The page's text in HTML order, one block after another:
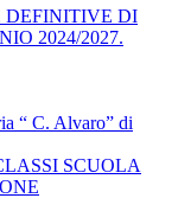
DEFINITIVE DI
2024/2027.
“ C. Alvaro” di
SCUOLA